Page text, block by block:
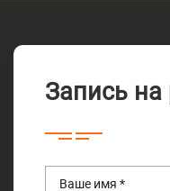
Запись на